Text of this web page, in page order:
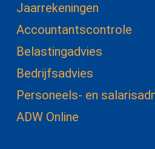
Jaarrekeningen
Accountantscontrole
Belastingadvies
Bedrijfsadvies
Personeels- en
ADW Online